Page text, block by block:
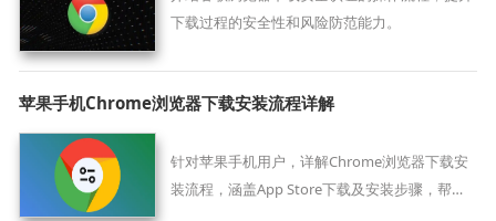
下载过程的安全性和风险防范能力。
苹果手机Chrome浏览器下载安装流程详解
针对苹果手机用户，详解Chrome浏览器下载安
装流程，涵盖App Store下载及安装步骤，帮助